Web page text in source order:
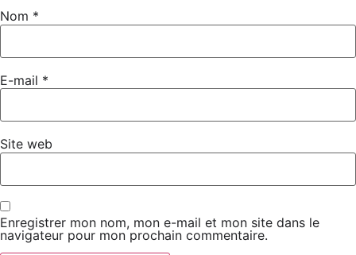
Nom *
E-mail *
Site web
Enregistrer mon nom, mon e-mail et mon site dans le
navigateur pour mon prochain commentaire.